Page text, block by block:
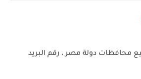
محافظات دولة مصر ، رقم البريد